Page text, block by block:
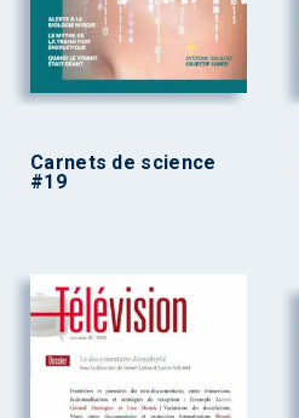
Carnets de science
#19